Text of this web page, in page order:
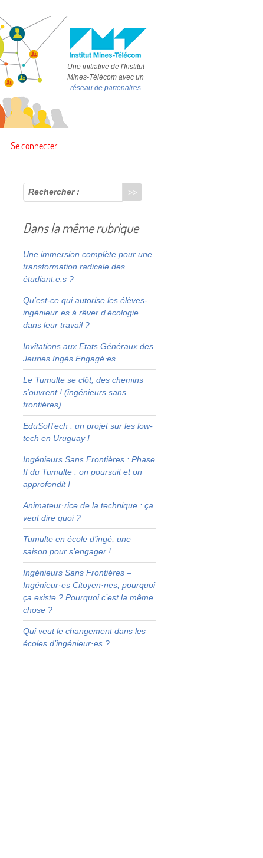
Une initiative de l'Institut
Mines-Télécom avec un
réseau de partenaires
Se connecter
Rechercher :
Dans la même rubrique
Une immersion complète pour une
transformation radicale des
étudiant.e.s ?
Qu’est-ce qui autorise les élèves-
ingénieur·es à rêver d’écologie
dans leur travail ?
Invitations aux Etats Généraux des
Jeunes Ingés Engagé⋅es
Le Tumulte se clôt, des chemins
s’ouvrent ! (ingénieurs sans
frontières)
EduSolTech : un projet sur les low-
tech en Uruguay !
Ingénieurs Sans Frontières : Phase
II du Tumulte : on poursuit et on
approfondit !
Animateur·rice de la technique : ça
veut dire quoi ?
Tumulte en école d’ingé, une
saison pour s’engager !
Ingénieurs Sans Frontières –
Ingénieur·es Citoyen·nes, pourquoi
ça existe ? Pourquoi c’est la même
chose ?
Qui veut le changement dans les
écoles d’ingénieur·es ?